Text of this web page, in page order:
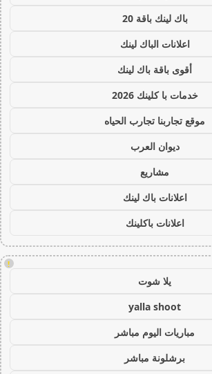
باك لينك باقة 20
اعلانات الباك لينك
أقوى باقة باك لينك
خدمات با كلينك 2026
موقع تجاربنا تجارب الحياه
ديوان العرب
مشاريع
اعلانات باك لينك
اعلانات باكلينك
!
يلا شوت
yalla shoot
مباريات اليوم مباشر
برشلونة مباشر